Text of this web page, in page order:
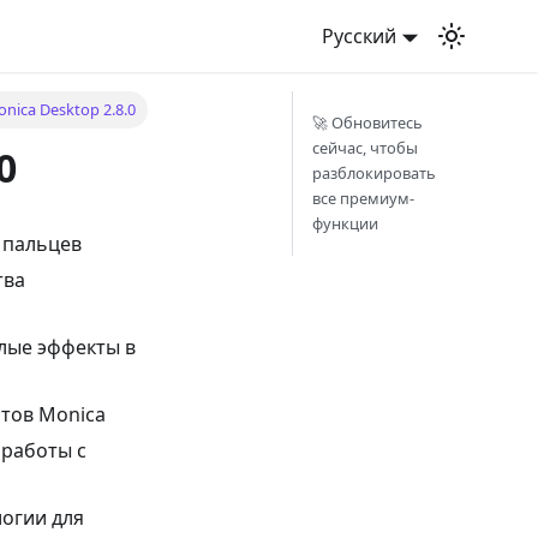
Русский
Desktop 2.8.0
эффекты в
Monica
с
для
🚀 Обновитесь
сейчас, чтобы
разблокировать
все премиум-
функции